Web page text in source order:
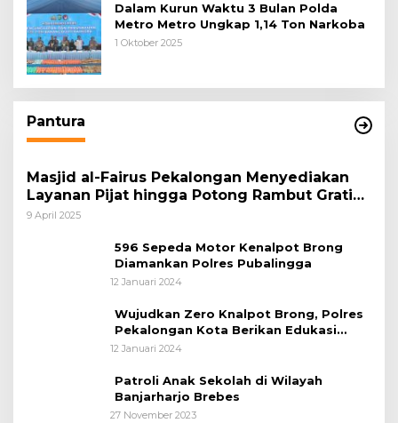
Dalam Kurun Waktu 3 Bulan Polda
Metro Metro Ungkap 1,14 Ton Narkoba
1 Oktober 2025
Pantura
Masjid al-Fairus Pekalongan Menyediakan
Layanan Pijat hingga Potong Rambut Gratis
bagi Pemudik Lebaran 2025
9 April 2025
596 Sepeda Motor Kenalpot Brong
Diamankan Polres Pubalingga
12 Januari 2024
Wujudkan Zero Knalpot Brong, Polres
Pekalongan Kota Berikan Edukasi
Kepada Pelajar
12 Januari 2024
Patroli Anak Sekolah di Wilayah
Banjarharjo Brebes
27 November 2023